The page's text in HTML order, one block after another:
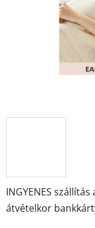
INGYENES szállítás
átvételkor